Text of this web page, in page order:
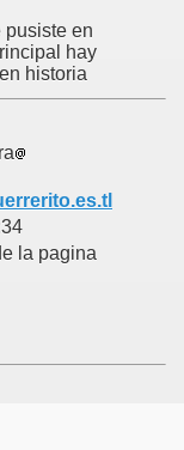
pusiste en
hay
historia
la pagina